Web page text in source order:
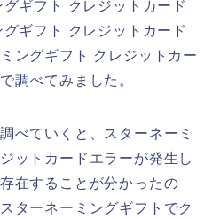
グギフト クレジットカード
グギフト クレジットカード
ングギフト クレジットカー
調べてみました。
べていくと、スターネーミ
ットカードエラーが発生し
在することが分かったの
ターネーミングギフトでク